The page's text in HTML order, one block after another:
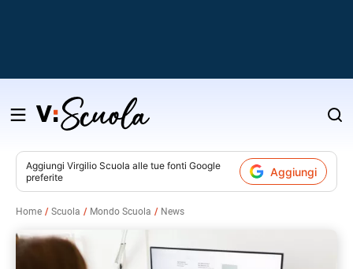
Salta
contenuto
Aggiungi Virgilio Scuola alle tue fonti Google
preferite
Aggiungi
Home Scuola Mondo Scuola News